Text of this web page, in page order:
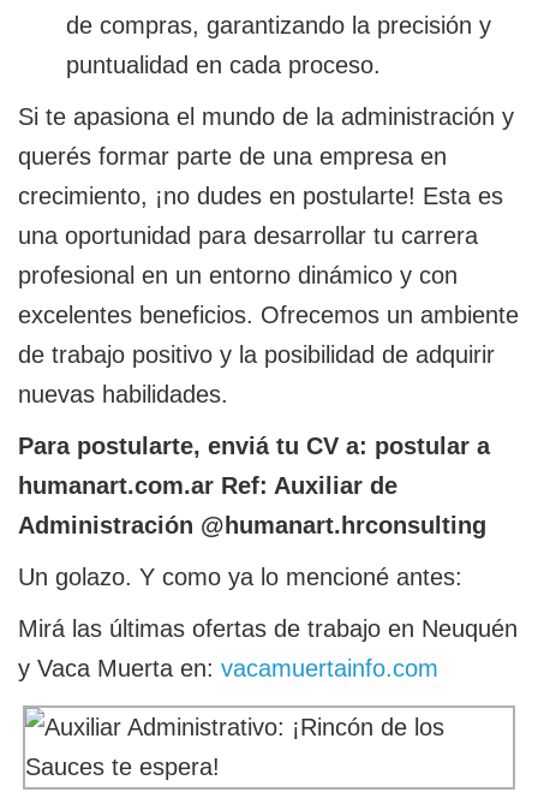
de compras, garantizando la precisión y
puntualidad en cada proceso.
Si te apasiona el mundo de la administración y
querés formar parte de una empresa en
crecimiento, ¡no dudes en postularte! Esta es
una oportunidad para desarrollar tu carrera
profesional en un entorno dinámico y con
excelentes beneficios. Ofrecemos un ambiente
de trabajo positivo y la posibilidad de adquirir
nuevas habilidades.
Para postularte, enviá tu CV a: postular a
humanart.com.ar Ref: Auxiliar de
Administración @humanart.hrconsulting
Un golazo. Y como ya lo mencioné antes:
Mirá las últimas ofertas de trabajo en Neuquén
y Vaca Muerta en: vacamuertainfo.com